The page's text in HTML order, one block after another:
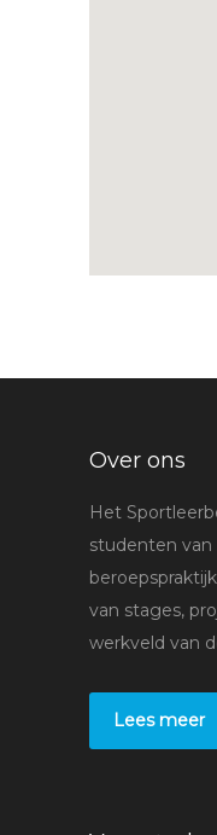
Over ons
Het
studenten van
van stages,
werkveld van
Lees meer